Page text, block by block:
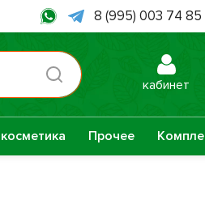
8 (995) 003 74 85
Пн - Пт, с 09:00 до 18:00
кабинет
Прочее